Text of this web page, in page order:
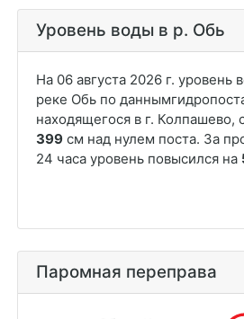
Уровень воды в р. Обь
Паромная переправа